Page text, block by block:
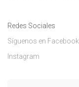
Redes Sociales
Síguenos en Facebook
Instagram